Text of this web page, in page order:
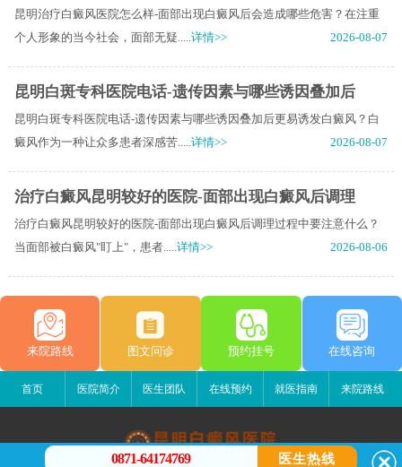
昆明治疗白癜风医院怎么样-面部出现白癜风后会造成哪些危害？在注重
个人形象的当今社会，面部无疑.....详情>> 2026-08-07
昆明白斑专科医院电话-遗传因素与哪些诱因叠加后
昆明白斑专科医院电话-遗传因素与哪些诱因叠加后更易诱发白癜风？白
癜风作为一种让众多患者深感苦.....详情>> 2026-08-07
治疗白癜风昆明较好的医院-面部出现白癜风后调理
治疗白癜风昆明较好的医院-面部出现白癜风后调理过程中要注意什么？
当面部被白癜风"盯上"，患者.....详情>> 2026-08-06
来院路线 图文问诊 预约挂号 在线咨询
首页 医院简介 医生团队 在线预约 就医指南 来院路线
0871-64174769 医生热线